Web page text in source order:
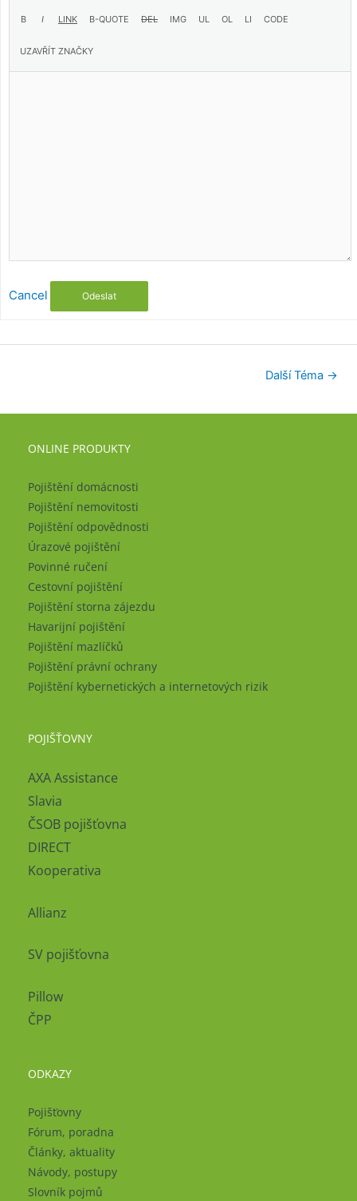
Cancel Odeslat
Další Téma →
ONLINE PRODUKTY
Pojištění domácnosti
Pojištění nemovitosti
Pojištění odpovědnosti
Úrazové pojištění
Povinné ručení
Cestovní pojištění
Pojištění storna zájezdu
Havarijní pojištění
Pojištění mazlíčků
Pojištění právní ochrany
Pojištění kybernetických a internetových rizik
POJIŠŤOVNY
AXA Assistance
Slavia
ČSOB pojišťovna
DIRECT
Kooperativa
Allianz
SV pojišťovna
Pillow
ČPP
ODKAZY
Pojišťovny
Fórum, poradna
Články, aktuality
Návody, postupy
Slovník pojmů